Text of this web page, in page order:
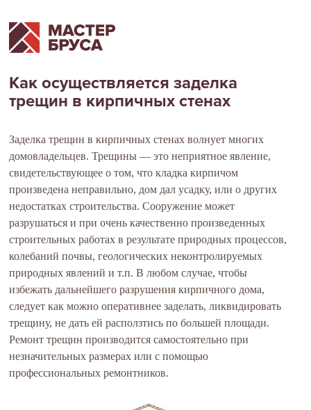
Как осуществляется заделка
трещин в кирпичных стенах
Заделка трещин в кирпичных стенах волнует многих
домовладельцев. Трещины — это неприятное явление,
свидетельствующее о том, что кладка кирпичом
произведена неправильно, дом дал усадку, или о других
недостатках строительства. Сооружение может
разрушаться и при очень качественно произведенных
строительных работах в результате природных процессов,
колебаний почвы, геологических неконтролируемых
природных явлений и т.п. В любом случае, чтобы
избежать дальнейшего разрушения кирпичного дома,
следует как можно оперативнее заделать, ликвидировать
трещину, не дать ей расползтись по большей площади.
Ремонт трещин производится самостоятельно при
незначительных размерах или с помощью
профессиональных ремонтников.